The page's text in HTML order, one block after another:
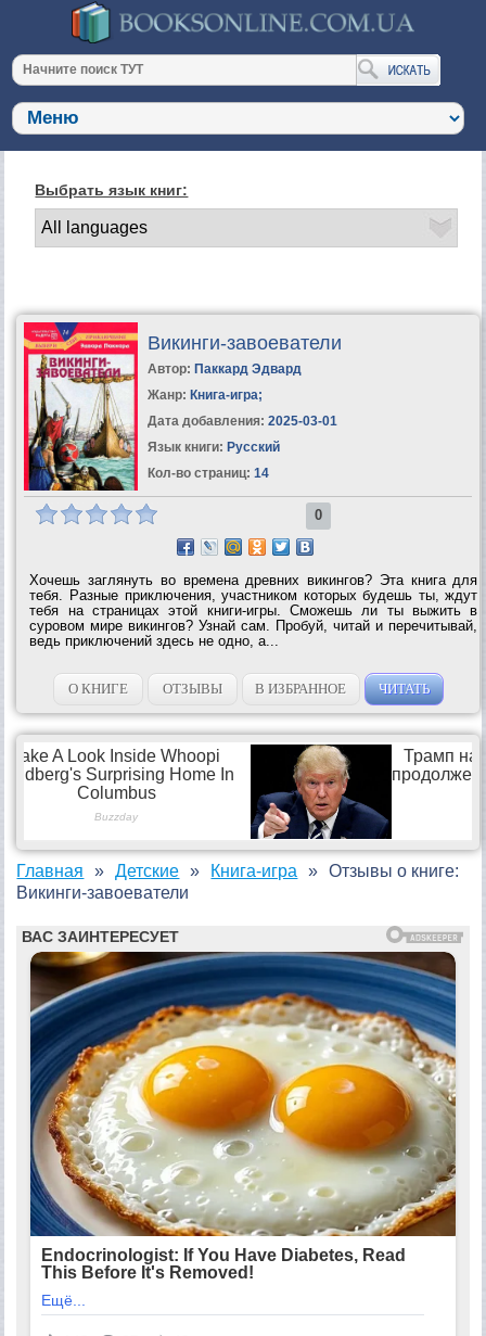
Выбрать язык книг:
Викинги-завоеватели
Автор: Паккард Эдвард
Жанр: Книга-игра;
Дата добавления: 2025-03-01
Язык книги: Русский
Кол-во страниц: 14
0
Хочешь заглянуть во времена древних викингов? Эта книга для
тебя. Разные приключения, участником которых будешь ты, ждут
тебя на страницах этой книги-игры. Сможешь ли ты выжить в
суровом мире викингов? Узнай сам. Пробуй, читай и перечитывай,
ведь приключений здесь не одно, а...
О КНИГЕ ОТЗЫВЫ В ИЗБРАННОЕ ЧИТАТЬ
Главная Детские Книга-игра
Отзывы о книге:
Викинги-завоеватели